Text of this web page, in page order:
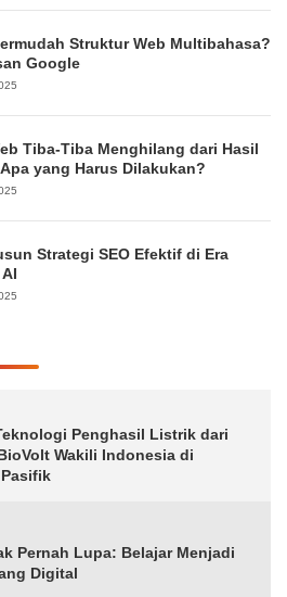
Struktur Web Multibahasa?
Google
Tiba-Tiba Menghilang dari Hasil
yang Harus Dilakukan?
Strategi SEO Efektif di Era
Penghasil Listrik dari
Wakili Indonesia di
Pernah Lupa: Belajar Menjadi
Digital